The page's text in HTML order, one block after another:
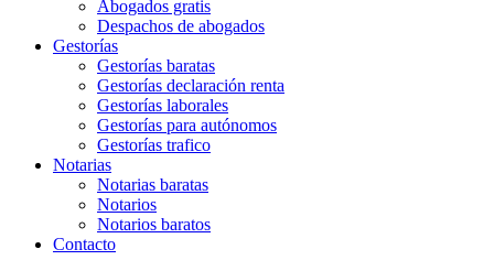
Abogados gratis
Despachos de abogados
Gestorías
Gestorías baratas
Gestorías declaración renta
Gestorías laborales
Gestorías para autónomos
Gestorías trafico
Notarias
Notarias baratas
Notarios
Notarios baratos
Contacto